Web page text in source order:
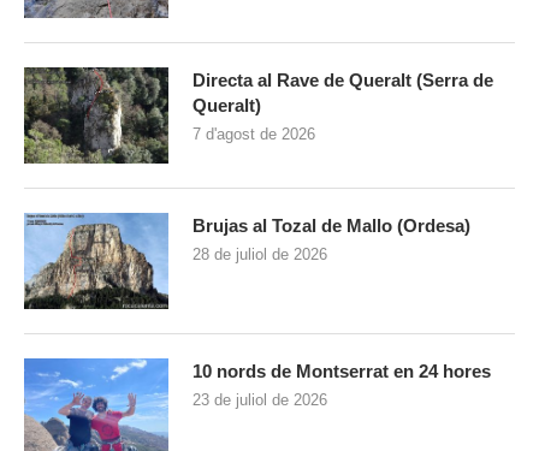
Directa al Rave de Queralt (Serra de
Queralt)
7 d'agost de 2026
Brujas al Tozal de Mallo (Ordesa)
28 de juliol de 2026
10 nords de Montserrat en 24 hores
23 de juliol de 2026